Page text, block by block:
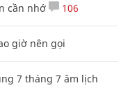
cần nhớ 106
giờ nên gọi
7 tháng 7 âm lịch